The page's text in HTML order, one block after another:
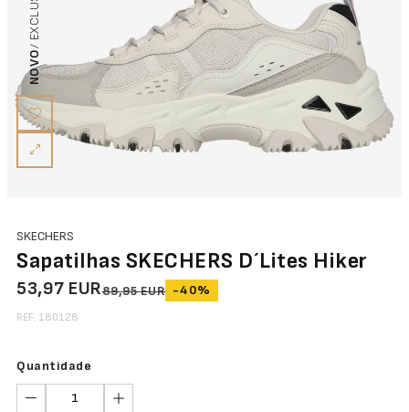
NOVO
SKECHERS
Sapatilhas SKECHERS D´Lites Hiker
53,97 EUR89,95 EUR -40%
REF. 180128
Quantidade